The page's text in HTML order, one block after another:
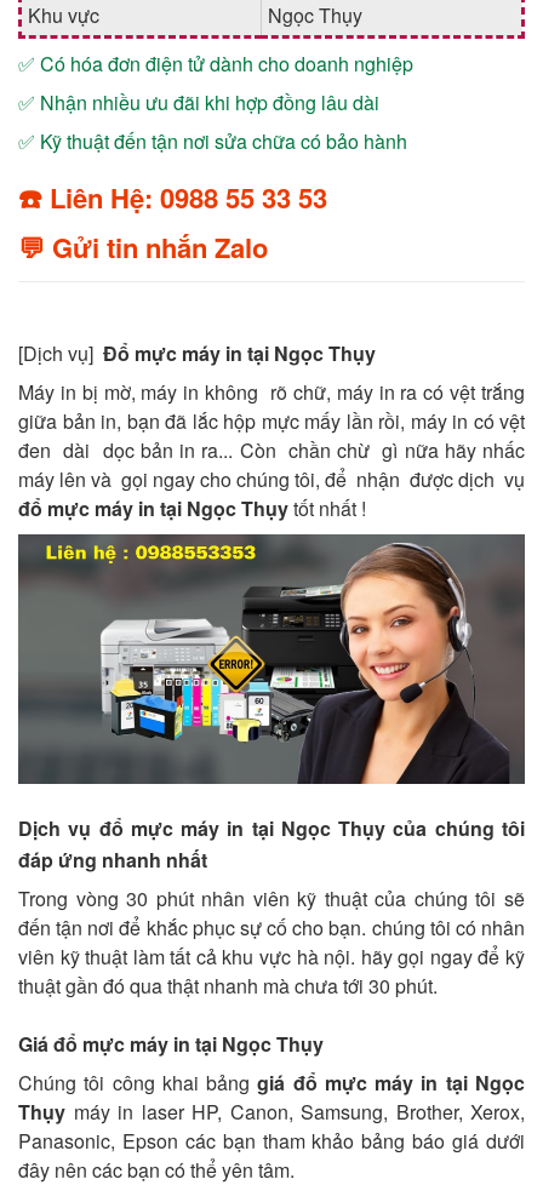
Khu vực
Ngọc Thụy
✅ Có hóa đơn điện tử dành cho doanh nghiệp
✅ Nhận nhiều ưu đãi khi hợp đồng lâu dài
✅ Kỹ thuật đến tận nơi sửa chữa có bảo hành
☎️ Liên Hệ: 0988 55 33 53
💬 Gửi tin nhắn Zalo
[Dịch vụ] Đổ mực máy in tại Ngọc Thụy
Máy in bị mờ, máy in không rõ chữ, máy in ra có vệt trắng
giữa bản in, bạn đã lắc hộp mực mấy lần rồi, máy in có vệt
đen dài dọc bản in ra... Còn chần chừ gì nữa hãy nhấc
máy lên và gọi ngay cho chúng tôi, để nhận được dịch vụ
đổ mực máy in tại Ngọc Thụytốt nhất !
Dịch vụ đổ mực máy in tại Ngọc Thụy của chúng tôi
đáp ứng nhanh nhất
Trong vòng 30 phút nhân viên kỹ thuật của chúng tôi sẽ
đến tận nơi để khắc phục sự cố cho bạn. chúng tôi có nhân
viên kỹ thuật làm tất cả khu vực hà nội. hãy gọi ngay để kỹ
thuật gần đó qua thật nhanh mà chưa tới 30 phút.
Giá đổ mực máy in tại Ngọc Thụy
Chúng tôi công khai bảnggiá đổ mực máy in tại Ngọc
Thụy máy in laser HP, Canon, Samsung, Brother, Xerox,
Panasonic, Epson các bạn tham khảo bảng báo giá dưới
đây nên các bạn có thể yên tâm.